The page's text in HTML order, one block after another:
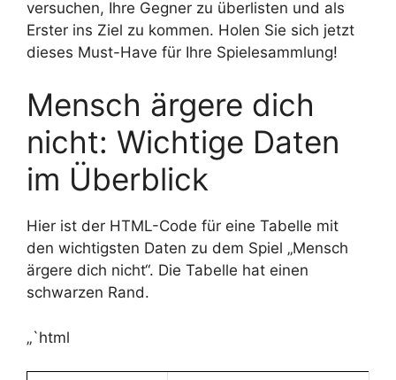
versuchen, Ihre Gegner zu überlisten und als
Erster ins Ziel zu kommen. Holen Sie sich jetzt
dieses Must-Have für Ihre Spielesammlung!
Mensch ärgere dich
nicht: Wichtige Daten
im Überblick
Hier ist der HTML-Code für eine Tabelle mit
den wichtigsten Daten zu dem Spiel „Mensch
ärgere dich nicht“. Die Tabelle hat einen
schwarzen Rand.
„`html